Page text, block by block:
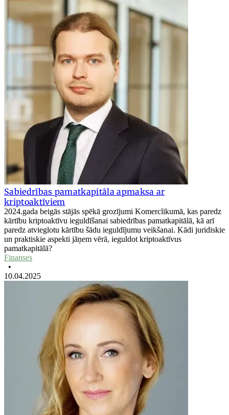
Sabiedrības pamatkapitāla apmaksa ar
kriptoaktīviem
2024.gada beigās stājās spēkā grozījumi Komerclikumā, kas paredz
kārtību kriptoaktīvu ieguldīšanai sabiedrības pamatkapitālā, kā arī
paredz atvieglotu kārtību šādu ieguldījumu veikšanai. Kādi juridiskie
un praktiskie aspekti jāņem vērā, ieguldot kriptoaktīvus
pamatkapitālā?
Finanses
•
10.04.2025